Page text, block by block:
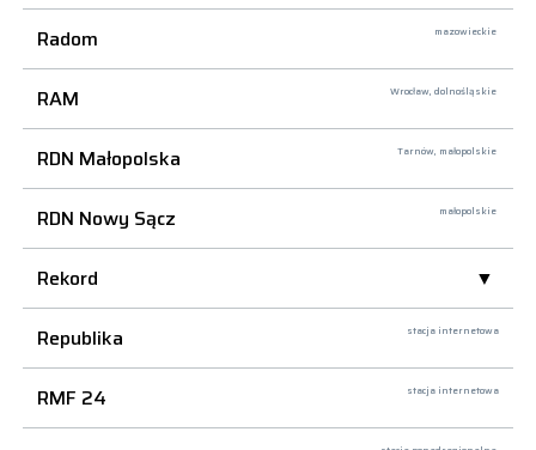
Radom mazowieckie
RAM Wrocław, dolnośląskie
RDN Małopolska Tarnów, małopolskie
RDN Nowy Sącz małopolskie
Rekord
Republika
stacja internetowa
RMF 24 stacja internetowa